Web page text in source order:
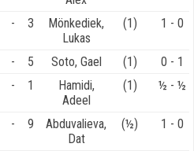
- 3
Mönkediek,
Lukas
(1) 1 - 0
- 5 Soto, Gael (1)
0 - 1
- 1
Hamidi,
Adeel
(1) ½ - ½
- 9
Abduvalieva,
Dat
(½) 1 - 0